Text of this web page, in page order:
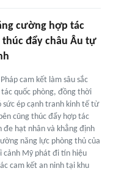
cường hợp tác
đẩy châu Âu tự
cam kết làm sâu sắc
quốc phòng, đồng thời
sức ép cạnh tranh kinh tế từ
cũng thúc đẩy hợp tác
đe hạt nhân và khẳng định
năng lực phòng thủ của
cảnh Mỹ phát đi tín hiệu
cam kết an ninh tại khu